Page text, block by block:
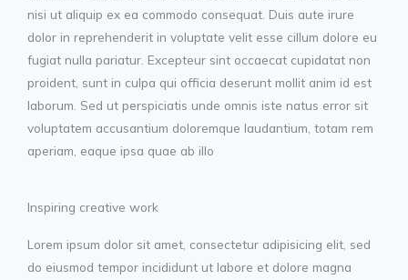
nisi ut aliquip ex ea commodo consequat. Duis aute irure
dolor in reprehenderit in voluptate velit esse cillum dolore eu
fugiat nulla pariatur. Excepteur sint occaecat cupidatat non
proident, sunt in culpa qui officia deserunt mollit anim id est
laborum. Sed ut perspiciatis unde omnis iste natus error sit
voluptatem accusantium doloremque laudantium, totam rem
aperiam, eaque ipsa quae ab illo
Inspiring creative work
Lorem ipsum dolor sit amet, consectetur adipisicing elit, sed
do eiusmod tempor incididunt ut labore et dolore magna